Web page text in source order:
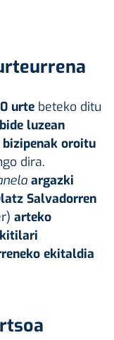
urte beteko ditu
luzean
oroitu
dira.
argazki
Salvadorren
arteko
ekitaldia